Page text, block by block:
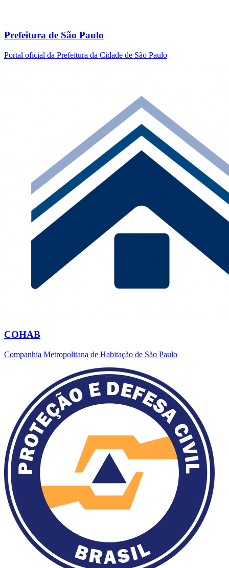
Prefeitura de São Paulo
Portal oficial da Prefeitura da Cidade de São Paulo
COHAB
Companhia Metropolitana de Habitação de São Paulo